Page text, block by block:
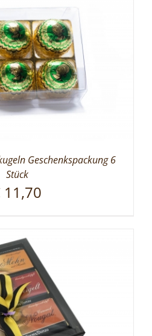
Geschenkspackung 6
Stück
11,70